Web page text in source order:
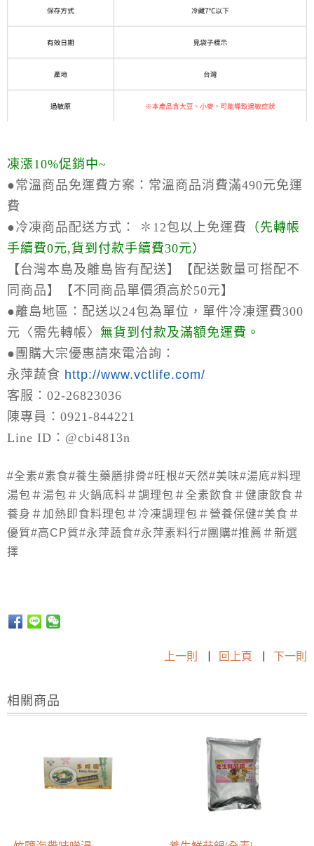
凍漲10%促銷中~
●常溫商品免運費方案： 常溫商品消費滿490元免運
費
●冷凍商品配送方式：
✽12包以上免運費 （先轉帳
手續費0元,貨到付款手續費30元）
【台灣本島及離島皆有配送】【配送數量可搭配不
同商品】【不同商品單價須高於50元】
●離島地區： 配送以24包為單位，單件冷凍運費300
元〈需先轉帳〉 無貨到付款及滿額免運費。
● 團購大宗優惠請來電洽詢：
永萍蔬食 http://www.vctlife.com/
客服：02-26823036
陳專員：0921-844221
Line ID：@cbi4813n
#全素#素食#養生藥膳排骨#旺根#天然#美味#湯底#料理
湯包＃湯包＃火鍋底料＃調理包＃全素飲食＃健康飲食＃
養身＃加熱即食料理包＃冷凍調理包＃營養保健#美食＃
優質#高CP質#永萍蔬食#永萍素料行#團購#推薦＃新選
擇
上一則 | 回上頁 | 下一則
相關商品